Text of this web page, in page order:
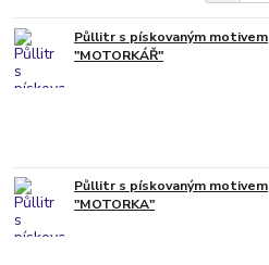
Půllitr s pískovaným motivem
"MOTORKÁŘ"
Půllitr s pískovaným motivem
"MOTORKA"